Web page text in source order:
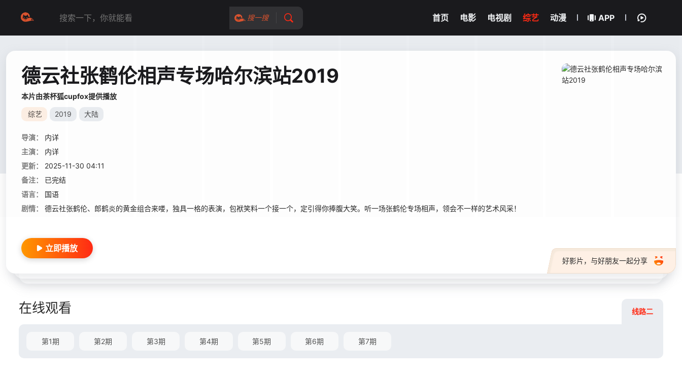
搜一搜 首页 电影 电视剧 综艺 动漫 APP
德云社张鹤伦相声专场哈尔滨站2019
本片由茶杯狐cupfox提供播放
综艺 2019 大陆
导演：
内详
主演：
内详
更新：
2025-11-30 04:11
备注：
已完结
语言：
国语
剧情：
德云社张鹤伦、郎鹤炎的黄金组合来喽，独具一格的表演，包袱笑料一个接一个，定引得你捧腹大笑。听一场张鹤伦专场相声，领会不一样的艺术风采！
好影片，与好朋友一起分享
立即播放
在线观看 线路二
第1期 第2期 第3期 第4期 第5期 第6期 第7期